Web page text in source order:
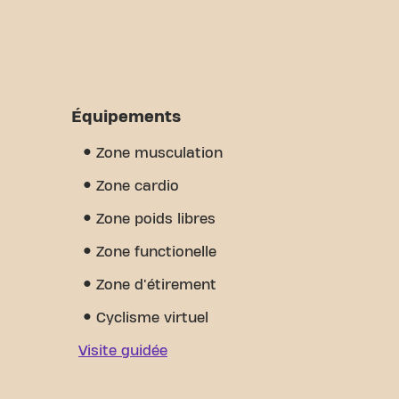
Équipements
Zone musculation
Zone cardio
Zone poids libres
Zone functionelle
Zone d'étirement
Cyclisme virtuel
Visite guidée